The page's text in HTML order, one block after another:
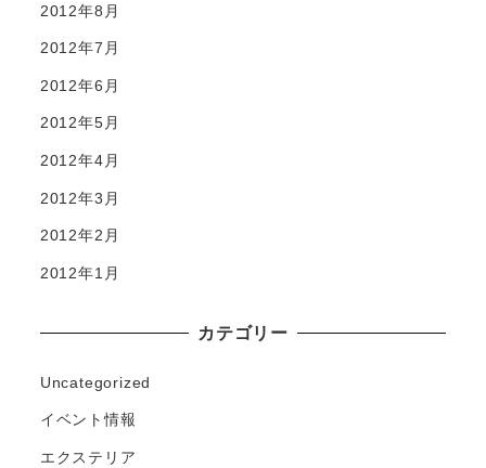
2012年8月
2012年7月
2012年6月
2012年5月
2012年4月
2012年3月
2012年2月
2012年1月
カテゴリー
Uncategorized
イベント情報
エクステリア